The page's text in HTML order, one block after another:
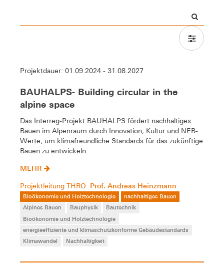
Projektdauer: 01.09.2024 - 31.08.2027
BAUHALPS- Building circular in the
alpine space
Das Interreg-Projekt BAUHALPS fördert nachhaltiges
Bauen im Alpenraum durch Innovation, Kultur und NEB-
Werte, um klimafreundliche Standards für das zukünftige
Bauen zu entwickeln.
MEHR
Projektleitung THRO: Prof. Andreas Heinzmann
Bioökonomie und Holztechnologie
nachhaltiges Bauen
Alpines Bauen
Bauphysik
Bautechnik
Bioökonomie und Holztechnologie
energieeffiziente und klimaschutzkonforme Gebäudestandards
Klimawandel
Nachhaltigkeit